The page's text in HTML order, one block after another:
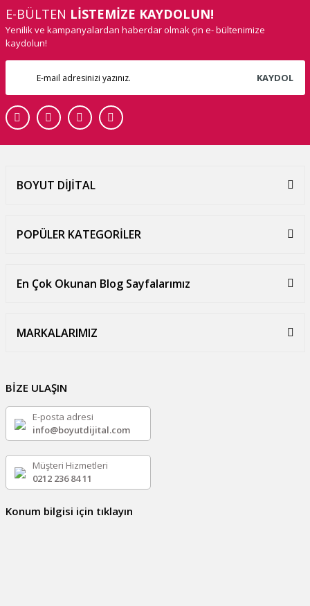
E-BÜLTEN LİSTEMİZE KAYDOLUN!
Yenilik ve kampanyalardan haberdar olmak çin e- bültenimize
kaydolun!
KAYDOL
BOYUT DİJİTAL
POPÜLER KATEGORİLER
En Çok Okunan Blog Sayfalarımız
MARKALARIMIZ
BİZE ULAŞIN
E-posta adresi
info@boyutdijital.com
Müşteri Hizmetleri
0212 236 84 11
Konum bilgisi için tıklayın